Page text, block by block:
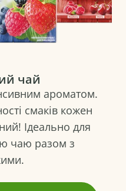
чай
ароматом.
смаків кожен
Ідеально для
чаю разом з